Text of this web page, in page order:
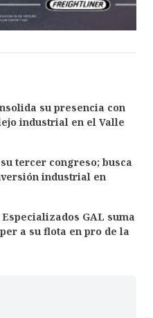
su presencia con
industrial en el Valle
tercer congreso; busca
industrial en
GAL suma
a su flota en pro de la